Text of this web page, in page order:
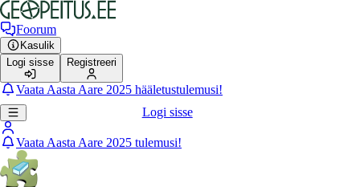
Foorum
Kasulik
Logi sisse
Registreeri
Vaata Aasta Aare 2025 hääletustulemusi!
Logi sisse
Vaata Aasta Aare 2025 tulemusi!